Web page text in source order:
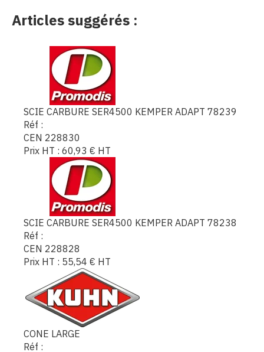
Articles suggérés :
SCIE CARBURE SER4500 KEMPER ADAPT 78239
Réf :
CEN 228830
Prix HT : 60,93 € HT
SCIE CARBURE SER4500 KEMPER ADAPT 78238
Réf :
CEN 228828
Prix HT : 55,54 € HT
CONE LARGE
Réf :